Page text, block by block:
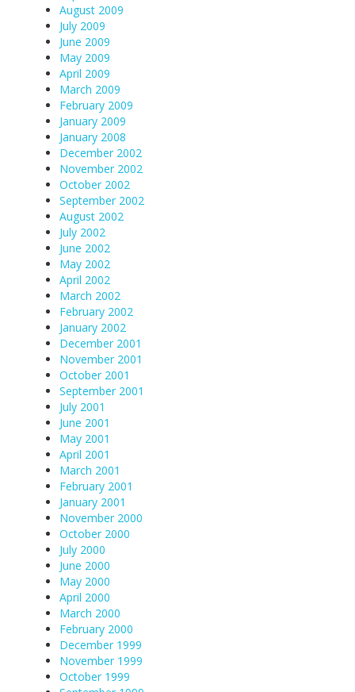
August 2009
July 2009
June 2009
May 2009
April 2009
March 2009
February 2009
January 2009
January 2008
December 2002
November 2002
October 2002
September 2002
August 2002
July 2002
June 2002
May 2002
April 2002
March 2002
February 2002
January 2002
December 2001
November 2001
October 2001
September 2001
July 2001
June 2001
May 2001
April 2001
March 2001
February 2001
January 2001
November 2000
October 2000
July 2000
June 2000
May 2000
April 2000
March 2000
February 2000
December 1999
November 1999
October 1999